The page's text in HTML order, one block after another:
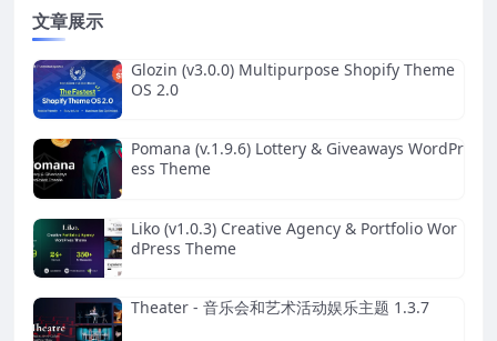
文章展示
Glozin (v3.0.0) Multipurpose Shopify Theme
OS 2.0
Pomana (v.1.9.6) Lottery & Giveaways WordPr
ess Theme
Liko (v1.0.3) Creative Agency & Portfolio Wor
dPress Theme
Theater - 音乐会和艺术活动娱乐主题 1.3.7